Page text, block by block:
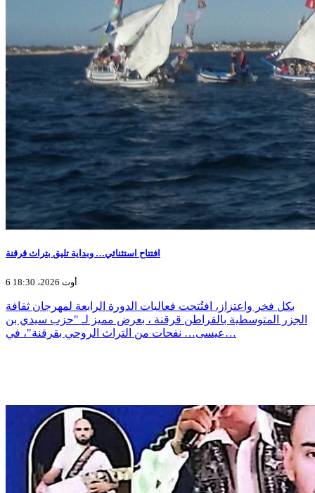
افتتاح استثنائي… وبداية تليق بتراث قرقنة
6 أوت 2026، 18:30
بكل فخر واعتزاز، افتُتحت فعاليات الدورة الرابعة لمهرجان ثقافة
الجزر المتوسطية بالقراطن قرقنة ، بعرض مميز لـ "حزب سيدي بن
عيسى… نفحات من التراث الروحي بقرقنة"، في…